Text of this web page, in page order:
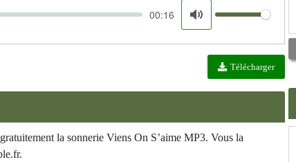
00:16
Mute
Volume
Télécharger
la sonnerie Viens On S’aime MP3. Vous la